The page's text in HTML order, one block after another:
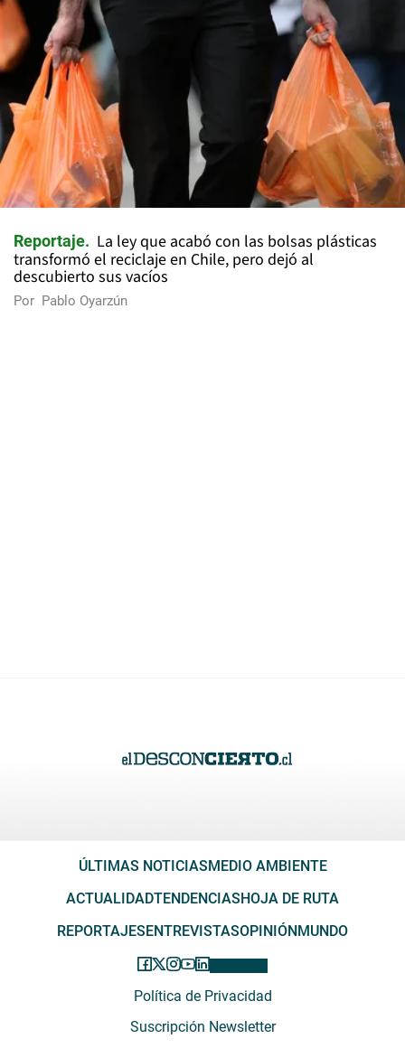
Reportaje
La ley que acabó con las bolsas plásticas
transformó el reciclaje en Chile, pero dejó al
descubierto sus vacíos
Por Pablo Oyarzún
ÚLTIMAS NOTICIAS MEDIO AMBIENTE
ACTUALIDADTENDENCIAS HOJA DE RUTA
REPORTAJES ENTREVISTASOPINIÓN MUNDO
Política de Privacidad
Suscripción Newsletter